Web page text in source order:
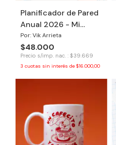
Planificador de Pared
Anual 2026 - Mi
Super Plan
Por: Vik Arrieta
$48.000
Precio s/imp. nac. : $39.669
3 cuotas sin interés de $16.000,00